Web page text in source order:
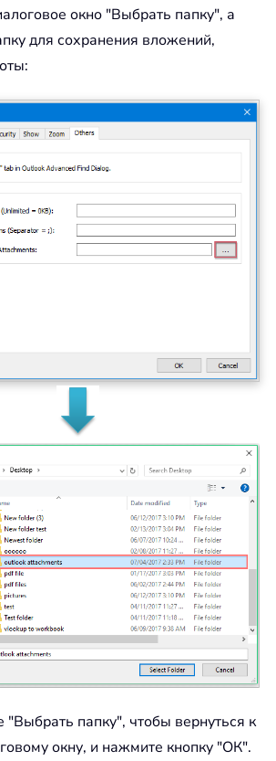
окно "Выбрать папку", а
для сохранения вложений,
папку", чтобы вернуться к
окну, и нажмите кнопку "ОК".